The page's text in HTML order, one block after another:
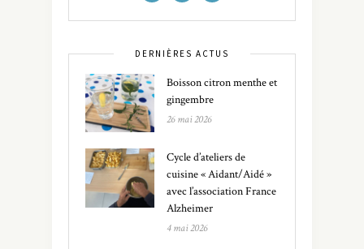
DERNIÈRES ACTUS
Boisson citron menthe et
gingembre
26 mai 2026
Cycle d’ateliers de
cuisine « Aidant/Aidé »
avec l’association France
Alzheimer
4 mai 2026